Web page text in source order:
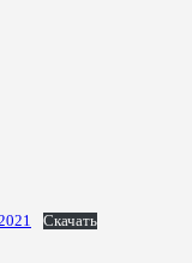
Скачать